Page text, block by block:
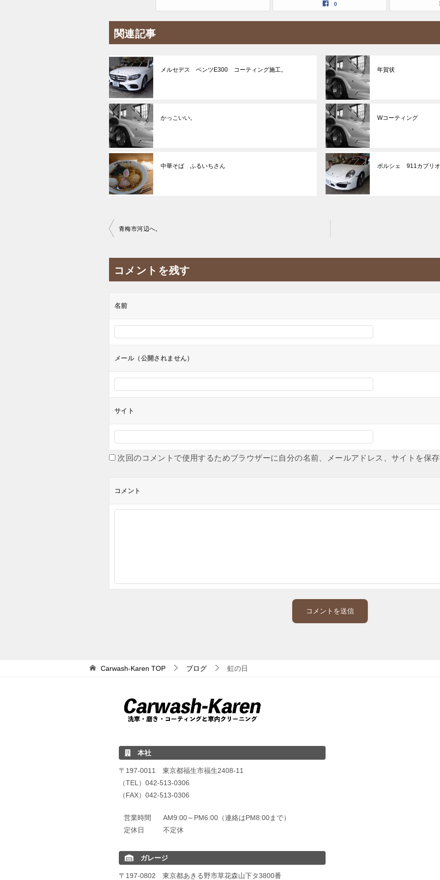
0
関連記事
メルセデス ベンツE300 コーティング施工。 年賀状
かっこいい。 Wコーティング
中華そば ふるいちさん ポルシェ 911カブリ
投
ナ
ビ
ー
ョ
青梅市河辺へ。
コメントを残す
名前
メール（公開されません）
サイト
次回のコメントで使用するためブラウザーに自分の名前、メールアドレス、サイトを保
コメント
Carwash-Karen TOP ブログ 虹の日
本社
〒197-0011 東京都福生市福生2408-11
（TEL）042-513-0306
（FAX）042-513-0306
営業時間
AM9:00～PM6:00（連絡はPM8:00まで）
定休日
不定休
ガレージ
〒197-0802 東京都あきる野市草花森山下タ3800番